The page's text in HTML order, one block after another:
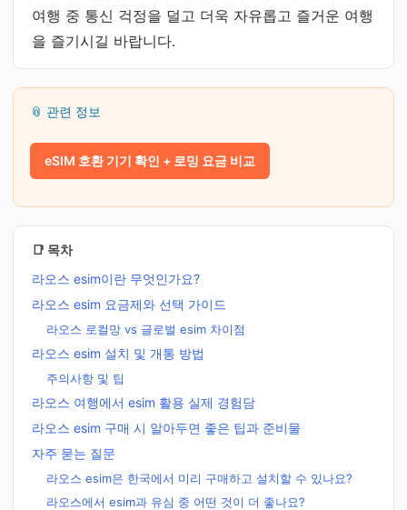
여행 중 통신 걱정을 덜고 더욱 자유롭고 즐거운 여행
을 즐기시길 바랍니다.
📎 관련 정보
eSIM 호환 기기 확인 + 로밍 요금 비교
📑 목차
라오스 esim이란 무엇인가요?
라오스 esim 요금제와 선택 가이드
라오스 로컬망 vs 글로벌 esim 차이점
라오스 esim 설치 및 개통 방법
주의사항 및 팁
라오스 여행에서 esim 활용 실제 경험담
라오스 esim 구매 시 알아두면 좋은 팁과 준비물
자주 묻는 질문
라오스 esim은 한국에서 미리 구매하고 설치할 수 있나요?
라오스에서 esim과 유심 중 어떤 것이 더 좋나요?